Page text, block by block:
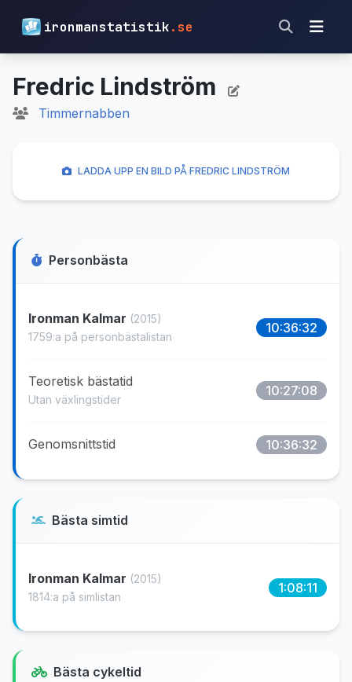
ironmanstatistik.se
Fredric Lindström
Timmernabben
Personbästa
Ironman Kalmar (2015)
1759:a på personbästalistan
10:36:32
Teoretisk bästatid
Utan växlingstider
10:27:08
Genomsnittstid 10:36:32
Bästa simtid
Ironman Kalmar (2015)
1814:a på simlistan
1:08:11
Bästa cykeltid
LADDA UPP EN BILD PÅ FREDRIC LINDSTRÖM